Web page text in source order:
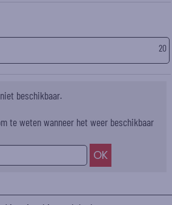
20
beschikbaar.
te weten wanneer het weer beschikbaar